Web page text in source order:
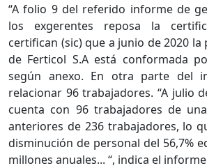
“A folio 9 del referido informe de
los exgerentes reposa la
certifican (sic) que a junio de 2020
de Ferticol S.A está conformada
según anexo. En otra parte del
relacionar 96 trabajadores. “A julio
cuenta con 96 trabajadores de
anteriores de 236 trabajadores, lo
disminución de personal del 56,7%
millones anuales... “, indica el